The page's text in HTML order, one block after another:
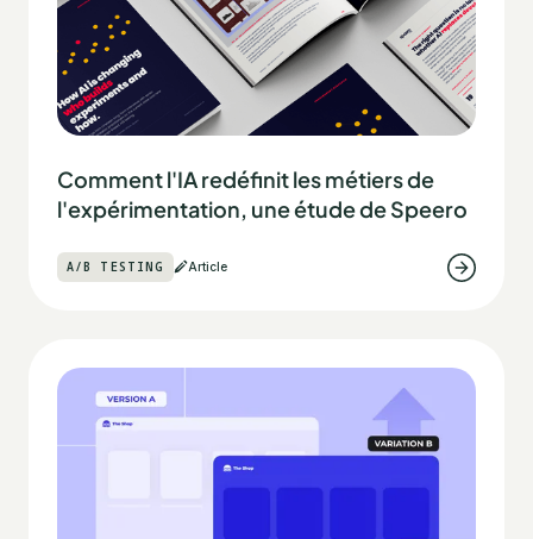
Comment l'IA redéfinit les métiers de
l'expérimentation, une étude de Speero
A/B TESTING Article